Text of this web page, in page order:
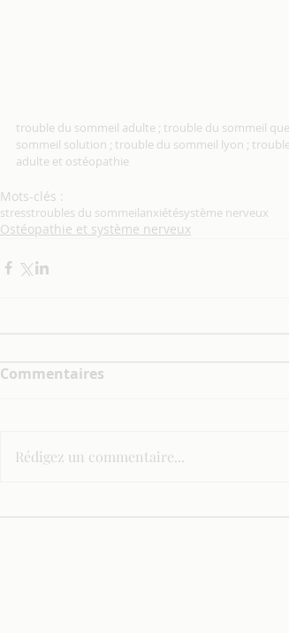
trouble du sommeil adulte ; trouble du sommeil
sommeil solution ; trouble du sommeil lyon ;
adulte et ostéopathie
Mots-clés :
stresstroubles du sommeilanxiétésystème nerveux
Ostéopathie et système nerveux
Commentaires
Rédigez un commentaire...